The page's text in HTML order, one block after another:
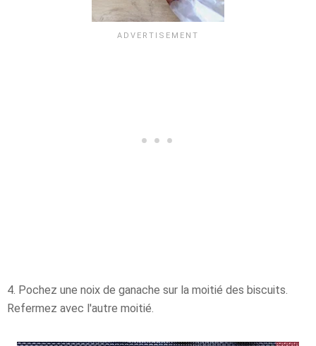
4. Pochez une noix de ganache sur la moitié des biscuits.
Refermez avec l'autre moitié.